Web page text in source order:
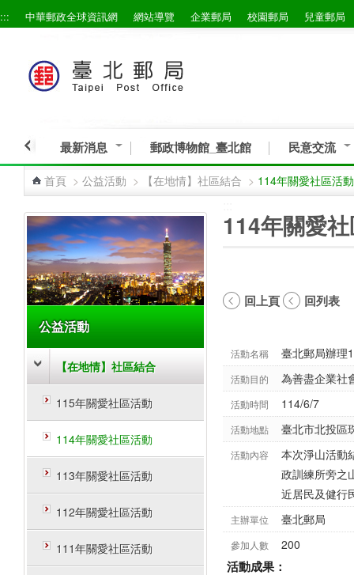
跳到主要內容區塊
::: 中華郵政全球資訊網 網站導覽 企業郵局 校園郵局 兒童郵局
最新消息 郵政博物館_臺北館 民意交流
首頁 > 公益活動 > 【在地情】社區結合 > 114年關愛社區活動
公益活動
【在地情】社區結合
115年關愛社區活動
114年關愛社區活動
113年關愛社區活動
112年關愛社區活動
111年關愛社區活動
114年關愛
回上頁 回列表
活動名稱 臺北郵局辦理
活動目的 為善盡企業社
活動時間 114/6/7
活動地點 臺北市北投區
活動內容
本次淨山活動
政訓練所旁之
近居民及健行
主辦單位 臺北郵局
參加人數 200
活動成果：